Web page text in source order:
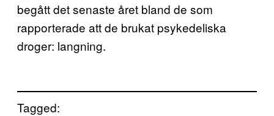
begått det senaste året bland de som
rapporterade att de brukat psykedeliska
droger: langning.
Tagged: